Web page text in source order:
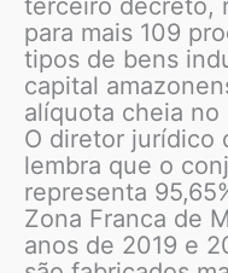
para mais 109
tipos de bens
capital
alíquota cheia no
O diretor jurídico
lembra que o
representa
Zona Franca de
anos de 2019 e